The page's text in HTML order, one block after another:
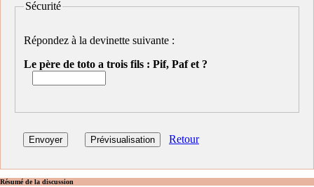
Sécurité
Répondez à la devinette suivante :
Le père de toto a trois fils : Pif, Paf et ?
Retour
Résumé de la discussion